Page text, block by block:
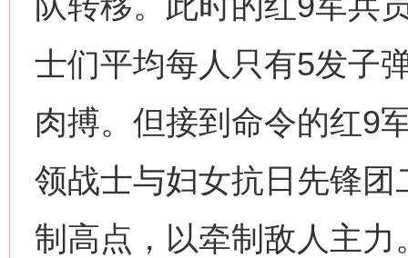
士们平均每人只有5发子
肉搏。但接到命令的红9
领战士与妇女抗日先锋
制高点，以牵制敌人主